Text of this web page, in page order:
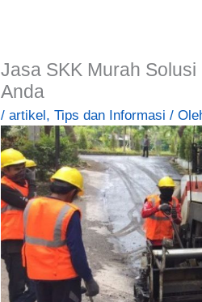
Jasa SKK Murah
Anda
/artikel ,Tips dan Informasi /